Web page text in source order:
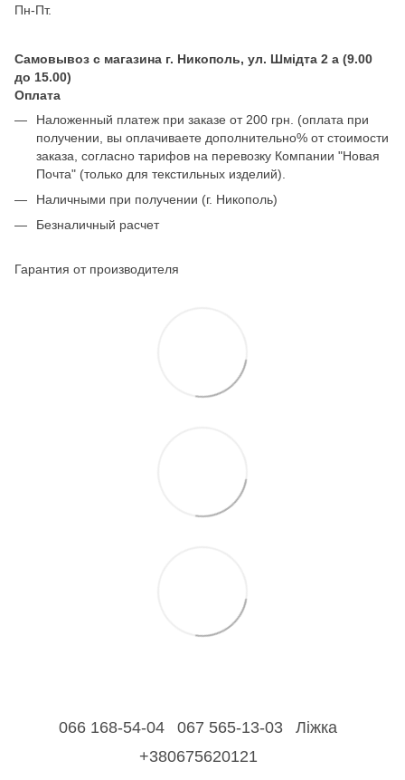
Пн-Пт.
Самовывоз с магазина г. Никополь, ул. Шмідта 2 а (9.00
до 15.00)
Оплата
Наложенный платеж при заказе от 200 грн. (оплата при
получении, вы оплачиваете дополнительно% от стоимости
заказа, согласно тарифов на перевозку Компании "Новая
Почта" (только для текстильных изделий).
Наличными при получении (г. Никополь)
Безналичный расчет
Гарантия от производителя
066 168-54-04 067 565-13-03
Ліжка
+380675620121